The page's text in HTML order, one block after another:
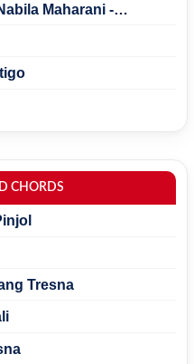
Maharani -
CHORDS
Tresna